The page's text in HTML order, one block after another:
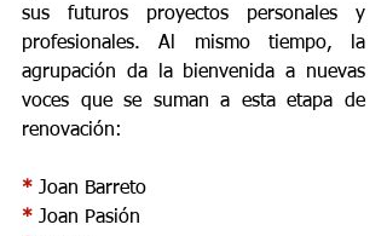
sus futuros proyectos personales y
profesionales. Al mismo tiempo, la
agrupación da la bienvenida a nuevas
voces que se suman a esta etapa de
renovación:
* Joan Barreto
* Joan Pasión